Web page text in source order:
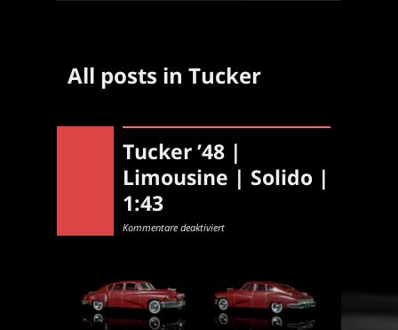
All posts in Tucker
Tucker ’48 |
Limousine | Solido |
1:43
Kommentare deaktiviertfür
Solido
|
1:43